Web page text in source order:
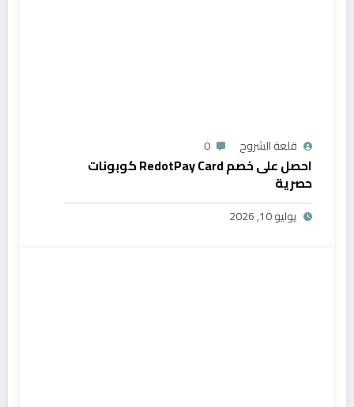
قلعة الشروح 0
احصل على خصم RedotPay Card كوبونات
حصرية
يوليو 10, 2026